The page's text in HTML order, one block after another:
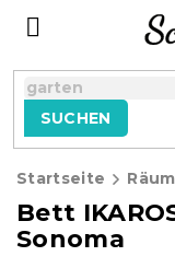
SUCHEN
Startseite
Bett
Sonoma